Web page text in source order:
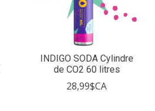
INDIGO SODA Cylindre
de CO2 60 litres
28,99$CA